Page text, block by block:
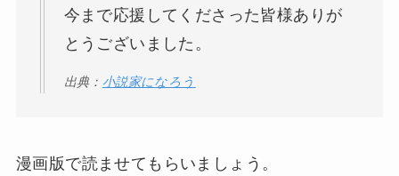
今まで応援してくださった皆様ありが
とうございました。
出典： 小説家になろう
漫画版で読ませてもらいましょう。